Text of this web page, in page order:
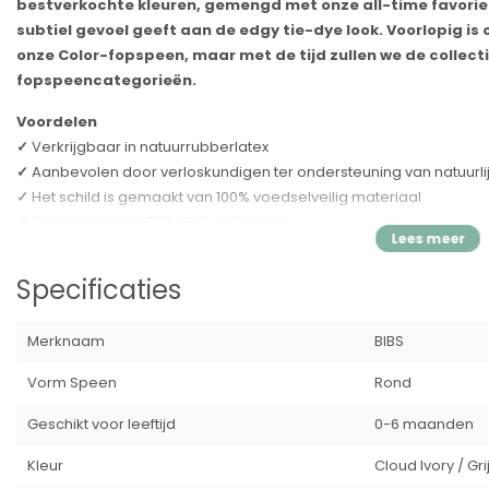
bestverkochte kleuren, gemengd met onze all-time
subtiel gevoel geeft aan de edgy tie-dye look. Voorlopig
onze Color-fopspeen, maar met de tijd zullen we de
fopspeencategorieën.
Voordelen
✓ Verkrijgbaar in natuurrubberlatex
✓ Aanbevolen door verloskundigen ter ondersteuning van
✓ Het schild is gemaakt van 100% voedselveilig materiaal
Speen
aangezien de ronde vorm de zijkanten van de tong toestaat om
De speen is voorzien van een ventiel, waardoor lucht kan
ventilatiesysteem zorgt ervoor dat de lucht uit de tepel door het
waarom er na reiniging en sterilisatie water in de nippel kan
Specificaties
Merknaam
BIBS
Vorm Speen
Rond
Geschikt voor leeftijd
0-6 maanden
Kleur
Cloud Ivory /